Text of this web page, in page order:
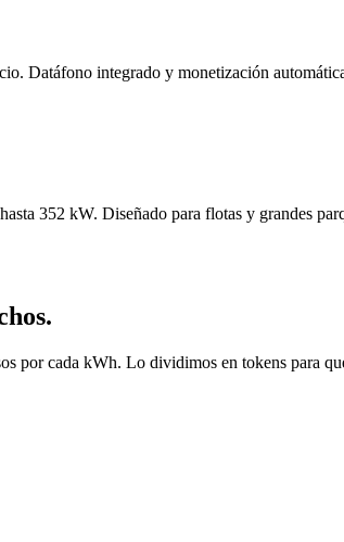
Datáfono integrado y monetización
352 kW. Diseñado para flotas y grandes
por cada kWh. Lo dividimos en tokens para